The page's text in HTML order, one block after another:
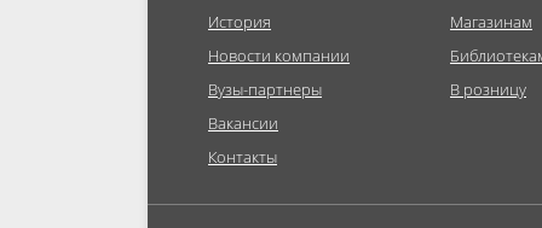
История
Новости компании
Вузы-партнеры
Вакансии
Контакты
Магазинам
В розницу